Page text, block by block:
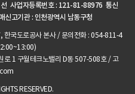
선 사업자등록번호 : 121-81-88976 통신
고기관 : 인천광역시 남동구청
한국도로공사 본사 / 문의전화 : 054-811-4
로 1 구월테크노밸리 D동 507-508호 / 고
RESERVED.